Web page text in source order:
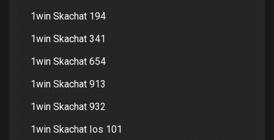
1win Skachat 194
1win Skachat 341
1win Skachat 654
1win Skachat 913
1win Skachat 932
1win Skachat Ios 101